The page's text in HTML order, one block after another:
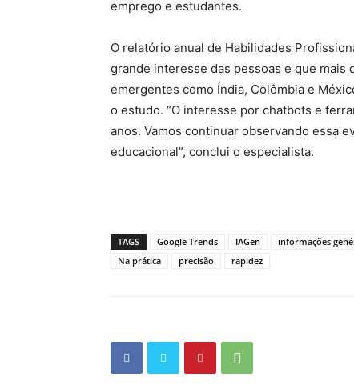
emprego e estudantes.
O relatório anual de Habilidades
grande interesse das pessoas e que mais
emergentes como Índia, Colômbia e
o estudo. “O interesse por chatbots e
anos. Vamos continuar observando essa
educacional”, conclui o especialista.
TAGS Google Trends IAGen informações
Na prática
precisão rapidez